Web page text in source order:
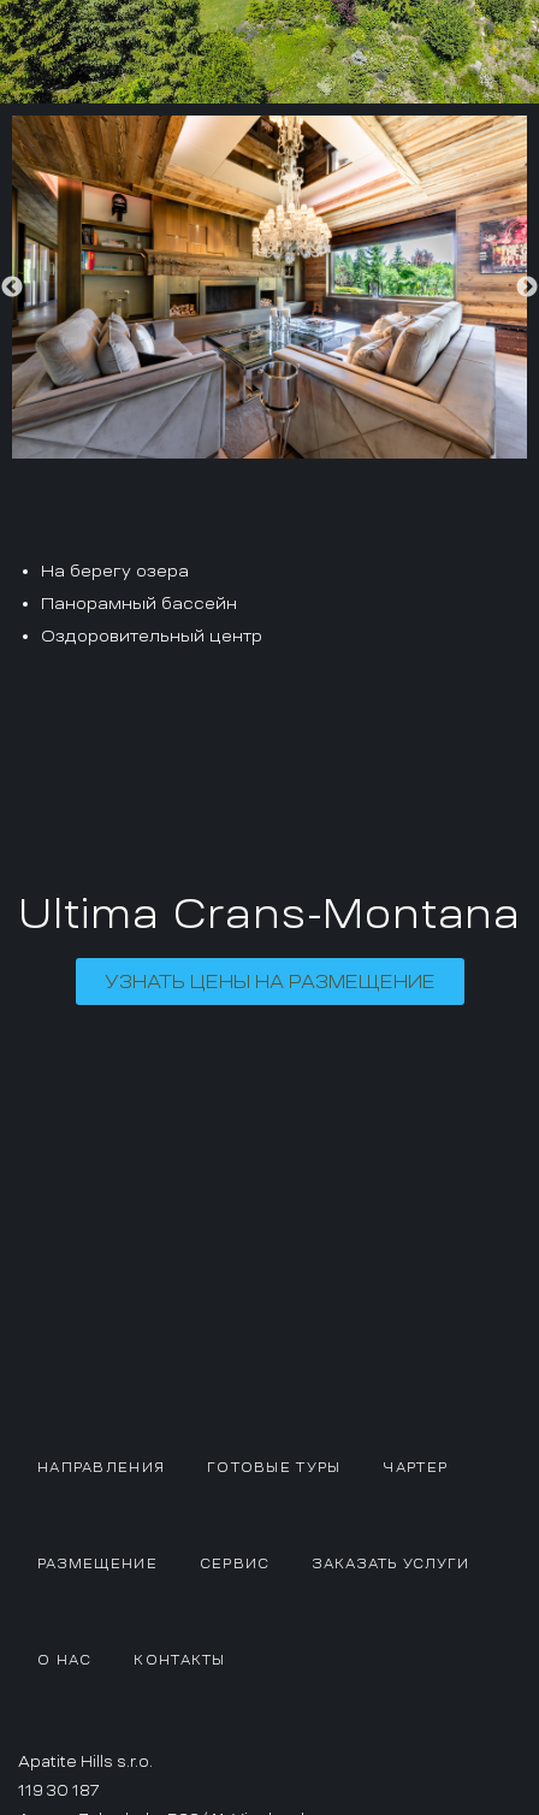
На берегу озера
Панорамный бассейн
Оздоровительный центр
Ultima Crans-Montana
УЗНАТЬ ЦЕНЫ НА РАЗМЕЩЕНИЕ
НАПРАВЛЕНИЯ ГОТОВЫЕ ТУРЫ ЧАРТЕР
РАЗМЕЩЕНИЕ СЕРВИС ЗАКАЗАТЬ УСЛУГИ
О НАС КОНТАКТЫ
Apatite Hills s.r.o.
119 30 187